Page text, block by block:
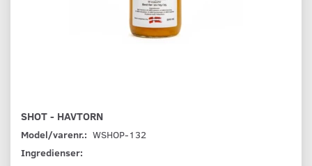
SHOT - HAVTORN
Model/varenr.: WSHOP-132
Ingredienser: